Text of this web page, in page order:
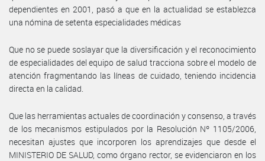
dependientes en 2001, pasó a que en la actualidad se establezca
una nómina de setenta especialidades médicas
Que no se puede soslayar que la diversificación y el reconocimiento
de especialidades del equipo de salud tracciona sobre el modelo de
atención fragmentando las líneas de cuidado, teniendo incidencia
directa en la calidad.
Que las herramientas actuales de coordinación y consenso, a través
de los mecanismos estipulados por la Resolución Nº 1105/2006,
necesitan ajustes que incorporen los aprendizajes que desde el
MINISTERIO DE SALUD, como órgano rector, se evidenciaron en los